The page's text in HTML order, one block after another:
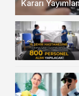
Kararı